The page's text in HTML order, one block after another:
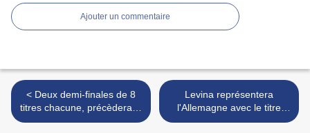
Ajouter un commentaire
< Deux demi-finales de 8
titres chacune, précèdera la
finale portugaise du 05
Levina représentera
l'Allemagne avec le titre
"Perfect life" >